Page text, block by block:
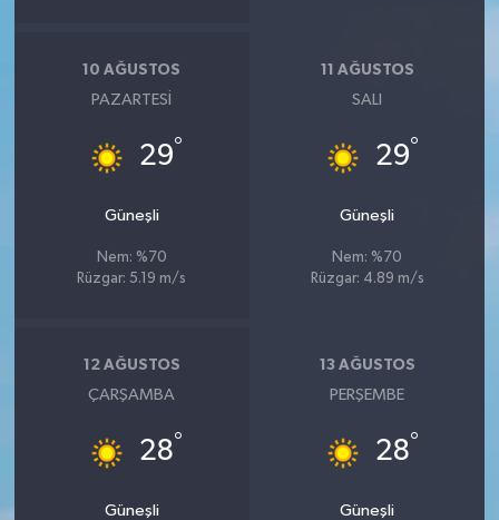
10 AĞUSTOS
PAZARTESI
29°
Güneşli
Nem: %70
Rüzgar: 5.19 m/s
11 AĞUSTOS
SALI
29°
Güneşli
Nem: %70
Rüzgar: 4.89 m/s
12 AĞUSTOS
ÇARŞAMBA
28°
Güneşli
13 AĞUSTOS
PERŞEMBE
28°
Güneşli